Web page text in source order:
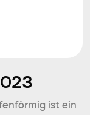
ist ein